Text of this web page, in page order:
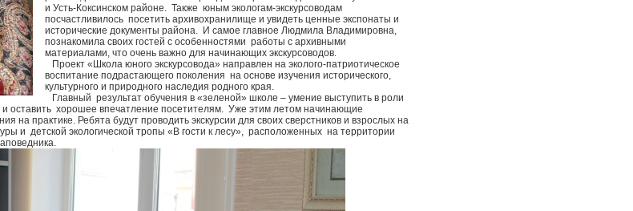
и Усть-Коксинском районе. Также юным экологам-экскурсоводам
посчастливилось посетить архивохранилище и увидеть ценные экспонаты и
исторические документы района. И самое главное Людмила Владимировна,
познакомила своих гостей с особенностями работы с архивными
материалами, что очень важно для начинающих экскурсоводов.
Проект «Школа юного экскурсовода» направлен на эколого-патриотическое
воспитание подрастающего поколения на основе изучения исторического,
культурного и природного наследия родного края.
Главный результат обучения в «зеленой» школе – умение выступить в роли
и оставить хорошее впечатление посетителям. Уже этим летом начинающие
на практике. Ребята будут проводить экскурсии для своих сверстников и взрослых на
и детской экологической тропы «В гости к лесу», расположенных на территории